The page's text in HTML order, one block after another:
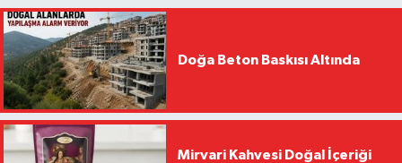
Doğa Beton Baskısı Altında
Mirvari Kahvesi Doğal İçeriği